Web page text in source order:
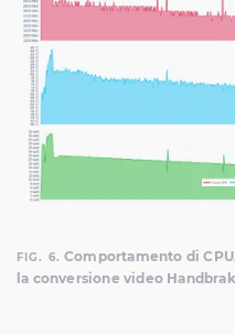
FIG. 6. Comportamento di
la conversione video